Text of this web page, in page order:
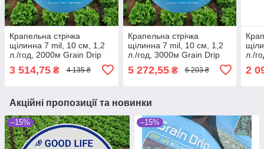
Крапельна стрічка
щілинна 7 mil, 10 см, 1,2
л./год, 2000м Grain Drip
3 514,75 ₴ 4 135 ₴
Крапельна стрічка
щілинна 7 mil, 10 см, 1,2
л./год, 3000м Grain Drip
5 272,55₴ 6 203 ₴
л./
2
Акційні пропозиції та новинки
–15% –15%